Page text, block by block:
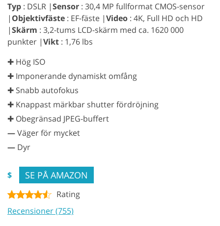
Typ : DSLR |Sensor : 30,4 MP fullformat CMOS-sensor
| Objektivfäste : EF-fäste |Video : 4K, Full HD och HD
|Skärm : 3,2-tums LCD-skärm med ca. 1620 000
punkter |Vikt : 1,76 lbs
✚ Hög ISO
✚ Imponerande dynamiskt omfång
✚ Snabb autofokus
✚ Knappast märkbar shutter fördröjning
✚ Obegränsad JPEG-buffert
—Väger för mycket
— Dyr
$ SE PÅ AMAZON
Rating
Recensioner (755)